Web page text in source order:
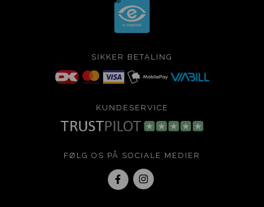
SIKKER BETALING
KUNDESERVICE
FØLG OS PÅ SOCIALE MEDIER